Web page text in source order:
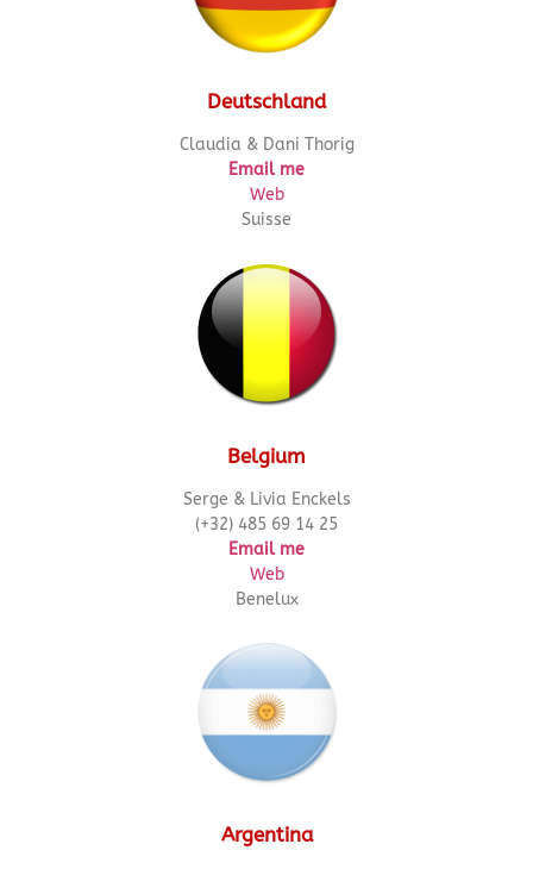
Deutschland
Claudia & Dani Thorig
Email me
Web
Suisse
Belgium
Serge & Livia Enckels
(+32) 485 69 14 25
Email me
Web
Benelux
Argentina